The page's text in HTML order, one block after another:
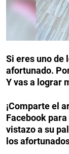
Si eres uno de
afortunado.
Y vas a lograr
¡Comparte el
Facebook
vistazo a su
los